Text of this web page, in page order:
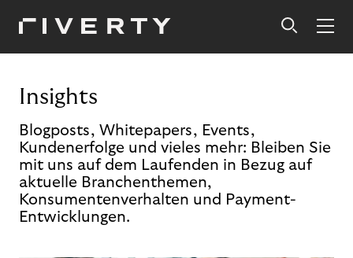
Insights
Blogposts, Whitepapers, Events,
Kundenerfolge und vieles mehr: Bleiben Sie
mit uns auf dem Laufenden in Bezug auf
aktuelle Branchenthemen,
Konsumentenverhalten und Payment-
Entwicklungen.